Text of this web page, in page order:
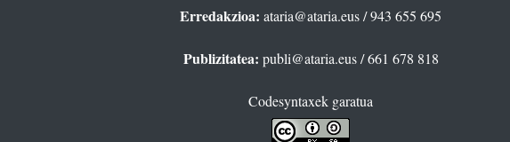
Erredakzioa: ataria@ataria.eus/ 943 655 695
Publizitatea: publi@ataria.eus/ 661 678 818
Codesyntaxek garatua